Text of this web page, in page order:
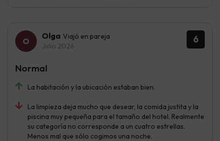
6
Olga Viajó en pareja
Julio 2026
La habitación y la ubicación estaban bien.
La limpieza deja mucho que desear, la comida justita y la
piscina muy pequeña para el tamaño del hotel. Realmente
su categoría no corresponde a un cuatro estrellas.
Menos mal que sólo cogimos una noche.
Normal